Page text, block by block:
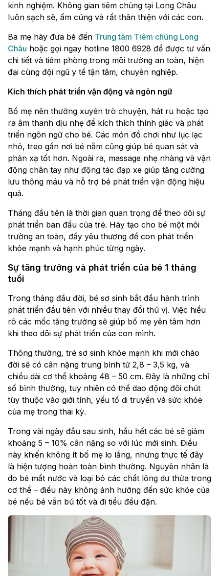
kinh nghiệm. Không gian tiêm chủng tại Long Châu
luôn sạch sẽ, ấm cúng và rất thân thiện với các con.
Ba mẹ hãy đưa bé đến Trung tâm Tiêm chủng Long
Châu hoặc gọi ngay hotline 1800 6928 để được tư vấn
chi tiết và tiêm phòng trong môi trường an toàn, hiện
đại cùng đội ngũ y tế tận tâm, chuyên nghiệp.
Kích thích phát triển vận động và ngôn ngữ
Bố mẹ nên thường xuyên trò chuyện, hát ru hoặc tạo
ra âm thanh dịu nhẹ để kích thích thính giác và phát
triển ngôn ngữ cho bé. Các món đồ chơi như lục lạc
nhỏ, treo gần nơi bé nằm cũng giúp bé quan sát và
phản xạ tốt hơn. Ngoài ra, massage nhẹ nhàng và vận
động chân tay như động tác đạp xe giúp tăng cường
lưu thông máu và hỗ trợ bé phát triển vận động hiệu
quả.
Tháng đầu tiên là thời gian quan trọng để theo dõi sự
phát triển ban đầu của trẻ. Hãy tạo cho bé một môi
trường an toàn, đầy yêu thương để con phát triển
khỏe mạnh và hạnh phúc từng ngày.
Sự tăng trưởng và phát triển của bé 1 tháng
tuổi
Trong tháng đầu đời, bé sơ sinh bắt đầu hành trình
phát triển đầu tiên với nhiều thay đổi thú vị. Việc hiểu
rõ các mốc tăng trưởng sẽ giúp bố mẹ yên tâm hơn
khi theo dõi sự phát triển của con mình.
Thông thường, trẻ sơ sinh khỏe mạnh khi mới chào
đời sẽ có cân nặng trung bình từ 2,8 – 3,5 kg, và
chiều dài cơ thể khoảng 48 – 50 cm. Đây là những chỉ
số bình thường, tuy nhiên có thể dao động đôi chút
tùy thuộc vào giới tính, yếu tố di truyền và sức khỏe
của mẹ trong thai kỳ.
Trong vài ngày đầu sau sinh, hầu hết các bé sẽ giảm
khoảng 5 – 10% cân nặng so với lúc mới sinh. Điều
này khiến không ít bố mẹ lo lắng, nhưng thực tế đây
là hiện tượng hoàn toàn bình thường. Nguyên nhân là
do bé mất nước và loại bỏ các chất lỏng dư thừa trong
cơ thể – điều này không ảnh hưởng đến sức khỏe của
bé nếu bé vẫn bú tốt và đi tiểu đều đặn.